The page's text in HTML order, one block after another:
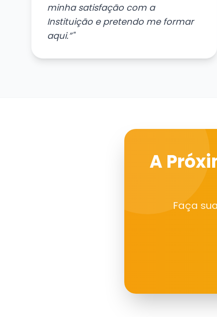
minha satisfação com a
Instituição e pretendo me formar
aqui.”"
A
Faça